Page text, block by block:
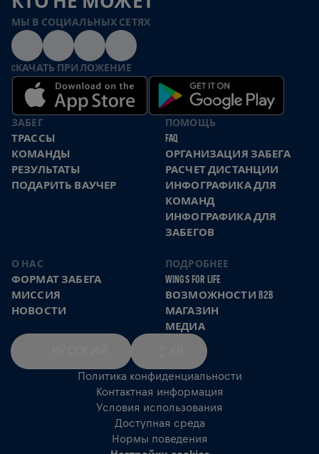
МЫ В СОЦИАЛЬНЫХ СЕТЯХ
CКАЧАТЬ ПРИЛОЖЕНИЕ
ЗАБЕГ
ТРАССЫ
КОМАНДЫ
РЕЗУЛЬТАТЫ
ПОДАРИТЬ ВАУЧЕР
ПОМОЩЬ
FAQ
ОРГАНИЗАЦИЯ ЗАБЕГА
РАСЧЕТ ДИСТАНЦИИ
ИНФОГРАФИКА ДЛЯ
КОМАНД
ИНФОГРАФИКА ДЛЯ
ЗАБЕГОВ
О НАС
ФОРМАТ ЗАБЕГА
МИССИЯ
НОВОСТИ
ПОДРОБНЕЕ
WINGS FOR LIFE
ВОЗМОЖНОСТИ B2B
МАГАЗИН
МЕДИА
Политика конфиденциальности
Контактная информация
Условия использования
Доступная среда
Нормы поведения